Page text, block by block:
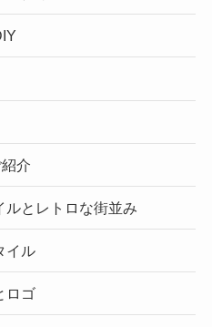
介
ルとレトロな街並み
イル
ロゴ